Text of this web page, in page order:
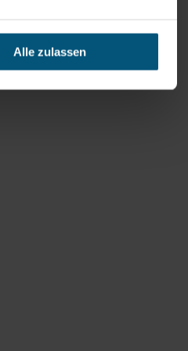
Alle zulassen